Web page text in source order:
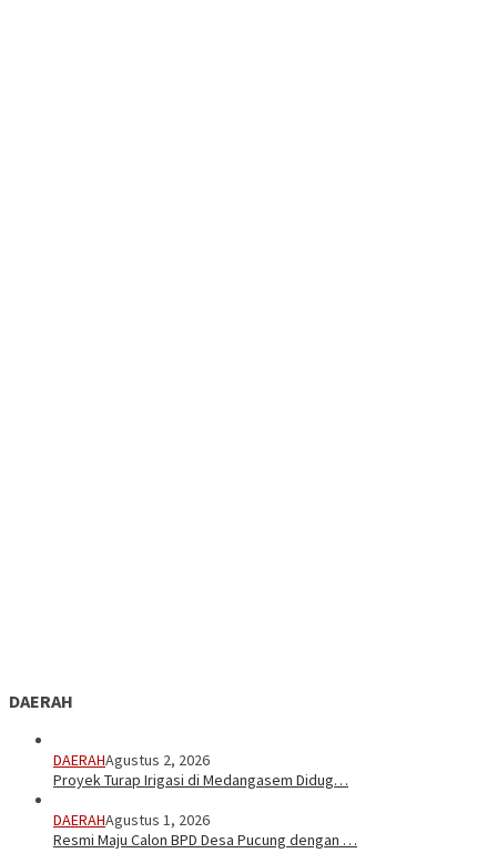
DAERAH
DAERAHAgustus 2, 2026
Proyek Turap Irigasi di Medangasem Didug…
DAERAHAgustus 1, 2026
Resmi Maju Calon BPD Desa Pucung dengan …